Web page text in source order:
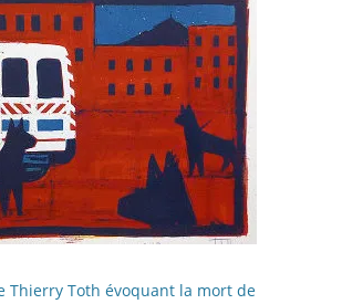
Thierry Toth évoquant la mort de